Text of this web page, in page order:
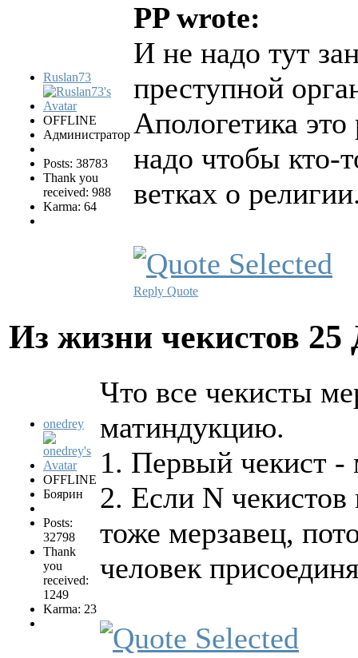
Ruslan73
OFFLINE
Администратор
Posts: 38783
Thank you
received: 988
Karma: 64
PP wrote:
И не надо тут
преступной
Апологетика
надо чтобы кто-
ветках о
Reply Quote
Из жизни чекистов 25
onedrey
OFFLINE
Боярин
Posts:
32798
Thank
you
received:
1249
Karma: 23
Что все чекисты
матиндукцию.
1. Первый чекист -
2. Если N
тоже мерзавец,
человек